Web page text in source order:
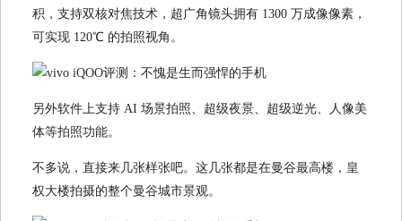
积，支持双核对焦技术，超广角镜头拥有 1300 万成像像素，
可实现 120℃ 的拍照视角。
另外软件上支持 AI 场景拍照、超级夜景、超级逆光、人像美
体等拍照功能。
不多说，直接来几张样张吧。这几张都是在曼谷最高楼，皇
权大楼拍摄的整个曼谷城市景观。